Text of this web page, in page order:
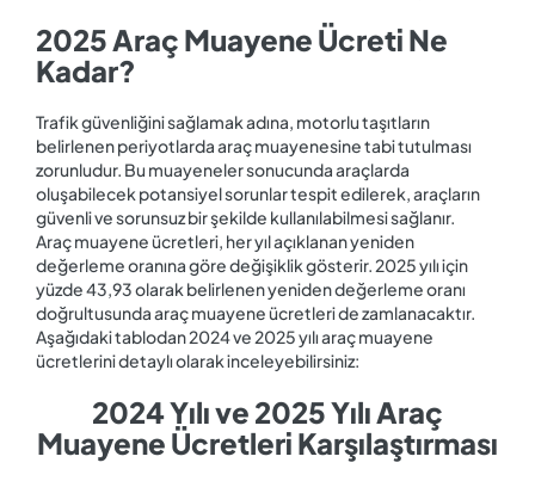
2025 Araç Muayene Ücreti Ne
Kadar?
Trafik güvenliğini sağlamak adına, motorlu taşıtların
belirlenen periyotlarda araç muayenesine tabi tutulması
zorunludur. Bu muayeneler sonucunda araçlarda
oluşabilecek potansiyel sorunlar tespit edilerek, araçların
güvenli ve sorunsuz bir şekilde kullanılabilmesi sağlanır.
Araç muayene ücretleri, her yıl açıklanan yeniden
değerleme oranına göre değişiklik gösterir. 2025 yılı için
yüzde 43,93 olarak belirlenen yeniden değerleme oranı
doğrultusunda araç muayene ücretleri de zamlanacaktır.
Aşağıdaki tablodan 2024 ve 2025 yılı araç muayene
ücretlerini detaylı olarak inceleyebilirsiniz:
2024 Yılı ve 2025 Yılı Araç
Muayene Ücretleri Karşılaştırması